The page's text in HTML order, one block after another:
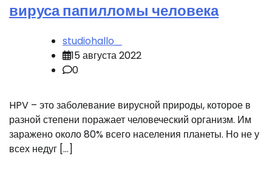
вируса папилломы человека
studiohallo_
15 августа 2022
0
HPV – это заболевание вирусной природы, которое в
разной степени поражает человеческий организм. Им
заражено около 80% всего населения планеты. Но не у
всех недуг […]